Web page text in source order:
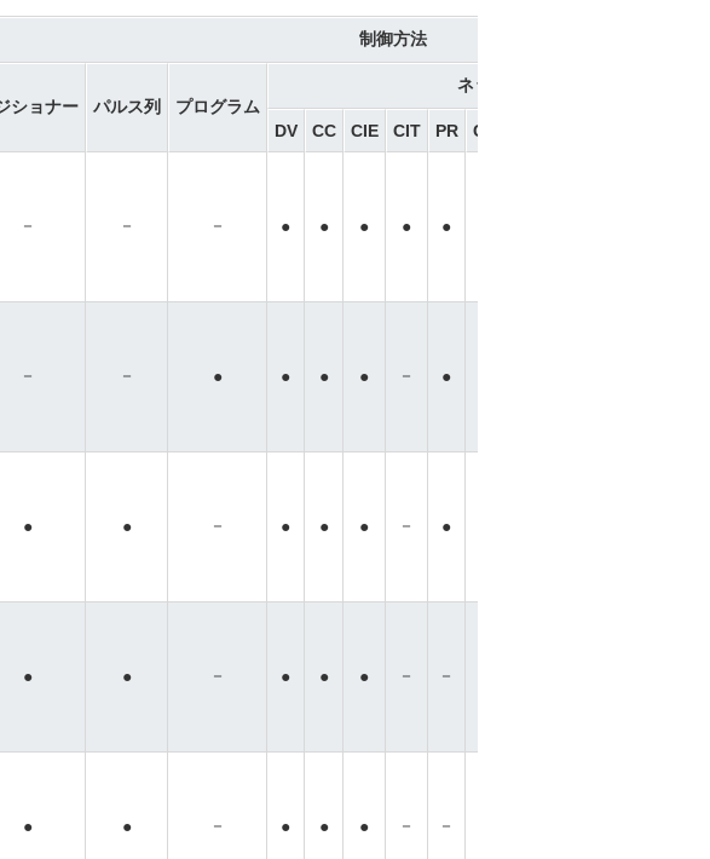
制御方法
ショナー パルス列 プログラム
ネットワーク ※選択
DV CC CIE CIT PR CN
－ － － ● ● ● ● ●
－ － ● ● ● ● － ●
● ● － ● ● ● － ●
● ● － ● ● ● － －
● ● － ● ● ● － －